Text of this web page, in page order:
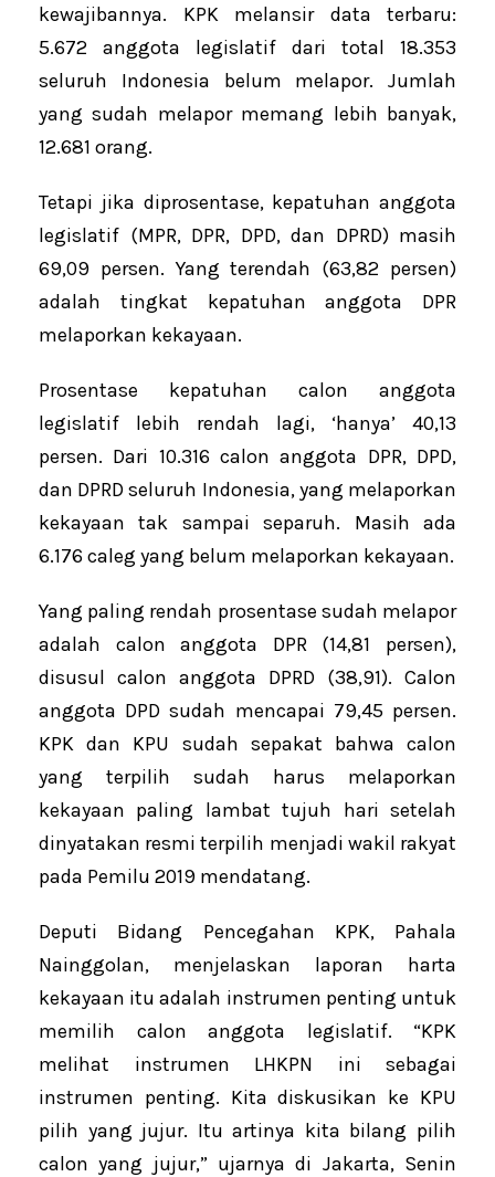
kewajibannya. KPK melansir data terbaru:
5.672 anggota legislatif dari total 18.353
seluruh Indonesia belum melapor. Jumlah
yang sudah melapor memang lebih banyak,
12.681 orang.
Tetapi jika diprosentase, kepatuhan anggota
legislatif (MPR, DPR, DPD, dan DPRD) masih
69,09 persen. Yang terendah (63,82 persen)
adalah tingkat kepatuhan anggota DPR
melaporkan kekayaan.
Prosentase kepatuhan calon anggota
legislatif lebih rendah lagi, ‘hanya’ 40,13
persen. Dari 10.316 calon anggota DPR, DPD,
dan DPRD seluruh Indonesia, yang melaporkan
kekayaan tak sampai separuh. Masih ada
6.176 caleg yang belum melaporkan kekayaan.
Yang paling rendah prosentase sudah melapor
adalah calon anggota DPR (14,81 persen),
disusul calon anggota DPRD (38,91). Calon
anggota DPD sudah mencapai 79,45 persen.
KPK dan KPU sudah sepakat bahwa calon
yang terpilih sudah harus melaporkan
kekayaan paling lambat tujuh hari setelah
dinyatakan resmi terpilih menjadi wakil rakyat
pada Pemilu 2019 mendatang.
Deputi Bidang Pencegahan KPK, Pahala
Nainggolan, menjelaskan laporan harta
kekayaan itu adalah instrumen penting untuk
memilih calon anggota legislatif. “KPK
melihat instrumen LHKPN ini sebagai
instrumen penting. Kita diskusikan ke KPU
pilih yang jujur. Itu artinya kita bilang pilih
calon yang jujur,” ujarnya di Jakarta, Senin